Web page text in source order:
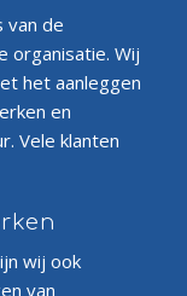
van de
organisatie. Wij
het aanleggen
en
Vele klanten
wij ook
van